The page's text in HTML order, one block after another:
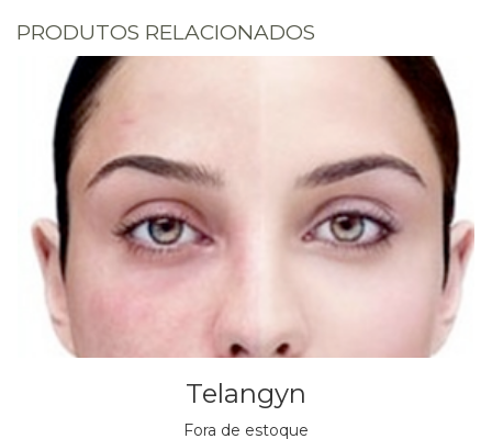
PRODUTOS RELACIONADOS
Telangyn
Fora de estoque